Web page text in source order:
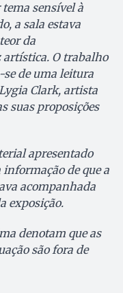
sensível à
a sala estava
da
artística. O trabalho
de uma leitura
Clark, artista
suas proposições
apresentado
de que a
acompanhada
exposição.
denotam que as
são fora de